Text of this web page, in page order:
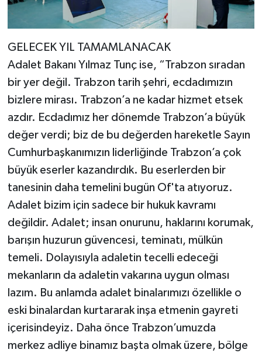
GELECEK YIL TAMAMLANACAK
Adalet Bakanı Yılmaz Tunç ise, “Trabzon sıradan
bir yer değil. Trabzon tarih şehri, ecdadımızın
bizlere mirası. Trabzon’a ne kadar hizmet etsek
azdır. Ecdadımız her dönemde Trabzon’a büyük
değer verdi; biz de bu değerden hareketle Sayın
Cumhurbaşkanımızın liderliğinde Trabzon’a çok
büyük eserler kazandırdık. Bu eserlerden bir
tanesinin daha temelini bugün Of'ta atıyoruz.
Adalet bizim için sadece bir hukuk kavramı
değildir. Adalet; insan onurunu, haklarını korumak,
barışın huzurun güvencesi, teminatı, mülkün
temeli. Dolayısıyla adaletin tecelli edeceği
mekanların da adaletin vakarına uygun olması
lazım. Bu anlamda adalet binalarımızı özellikle o
eski binalardan kurtararak inşa etmenin gayreti
içerisindeyiz. Daha önce Trabzon’umuzda
merkez adliye binamız başta olmak üzere, bölge